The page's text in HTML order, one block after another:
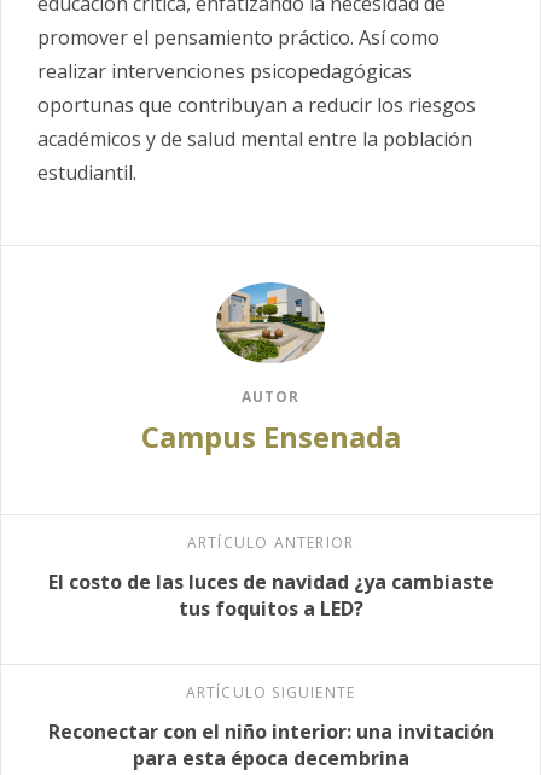
promover el pensamiento práctico. Así como
realizar intervenciones psicopedagógicas
oportunas que contribuyan a reducir los riesgos
académicos y de salud mental entre la población
estudiantil.
AUTOR
Campus Ensenada
ARTÍCULO ANTERIOR
El costo de las luces de navidad ¿ya cambiaste
tus foquitos a LED?
ARTÍCULO SIGUIENTE
Reconectar con el niño interior: una invitación
para esta época decembrina